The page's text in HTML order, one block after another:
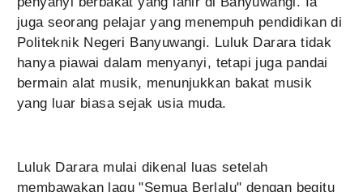
juga seorang pelajar yang menempuh pendidikan di
Politeknik Negeri Banyuwangi. Luluk Darara tidak
hanya piawai dalam menyanyi, tetapi juga pandai
bermain alat musik, menunjukkan bakat musik
yang luar biasa sejak usia muda.
Luluk Darara mulai dikenal luas setelah
membawakan lagu "Semua Berlalu" dengan begitu